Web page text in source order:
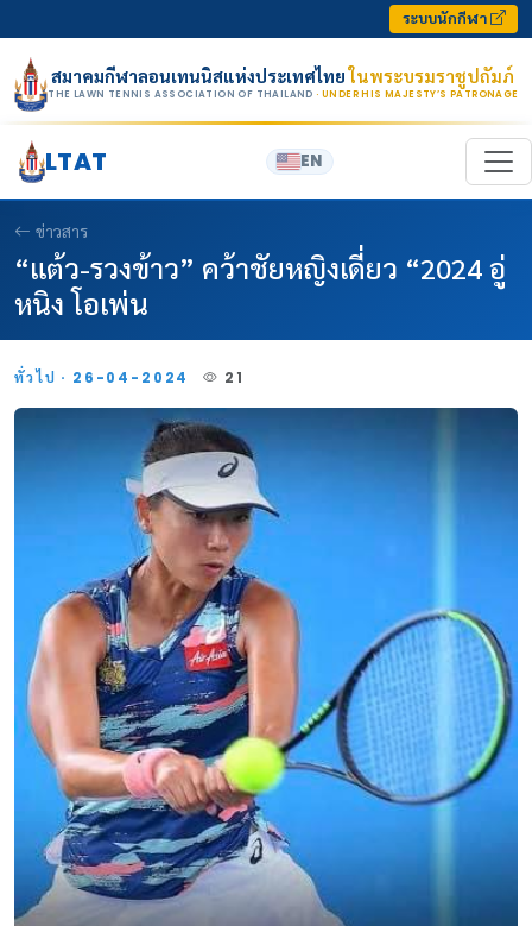
ระบบนักกีฬา
สมาคมกีฬาลอนเทนนิสแห่งประเทศไทยในพระบรมราชูปถัมภ์
THE LAWN TENNIS ASSOCIATION OF THAILAND · UNDER HIS MAJESTY’S PATRONAGE
LTAT EN
ข่าวสาร
“แต้ว-รวงข้าว” คว้าชัยหญิงเดี่ยว “2024 อู่
หนิง โอเพ่น
ทั่วไป · 26-04-2024 21